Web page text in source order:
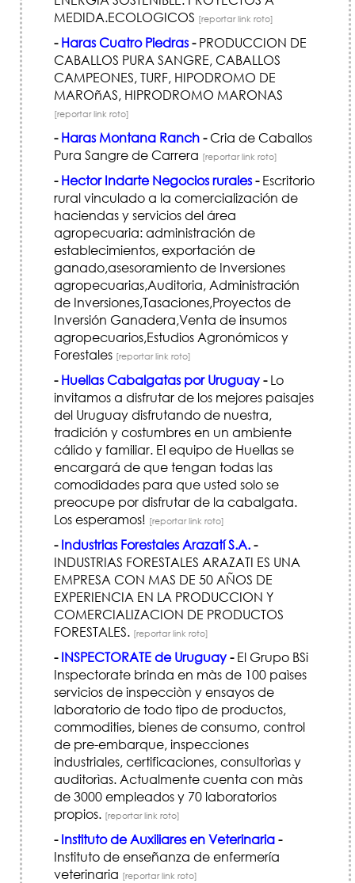
MEDIDA.ECOLOGICOS [reportar link roto]
- Haras Cuatro Piedras-PRODUCCION DE
CABALLOS PURA SANGRE, CABALLOS
CAMPEONES, TURF, HIPODROMO DE
MAROñAS, HIPRODROMO MARONAS
[reportar link roto]
- Haras Montana Ranch-Cria de Caballos
Pura Sangre de Carrera [reportar link roto]
- Hector Indarte Negocios rurales-Escritorio
rural vinculado a la comercialización de
haciendas y servicios del área
agropecuaria: administración de
establecimientos, exportación de
ganado,asesoramiento de Inversiones
agropecuarias,Auditoria, Administración
de Inversiones,Tasaciones,Proyectos de
Inversión Ganadera,Venta de insumos
agropecuarios,Estudios Agronómicos y
Forestales [reportar link roto]
- Huellas Cabalgatas por Uruguay-Lo
invitamos a disfrutar de los mejores paisajes
del Uruguay disfrutando de nuestra,
tradición y costumbres en un ambiente
cálido y familiar. El equipo de Huellas se
encargará de que tengan todas las
comodidades para que usted solo se
preocupe por disfrutar de la cabalgata.
Los esperamos! [reportar link roto]
- Industrias Forestales Arazatí S.A.-
INDUSTRIAS FORESTALES ARAZATI ES UNA
EMPRESA CON MAS DE 50 AÑOS DE
EXPERIENCIA EN LA PRODUCCION Y
COMERCIALIZACION DE PRODUCTOS
FORESTALES. [reportar link roto]
- INSPECTORATE de Uruguay-El Grupo BSi
Inspectorate brinda en màs de 100 paìses
servicios de inspecciòn y ensayos de
laboratorio de todo tipo de productos,
commodities, bienes de consumo, control
de pre-embarque, inspecciones
industriales, certificaciones, consultorìas y
auditorìas. Actualmente cuenta con màs
de 3000 empleados y 70 laboratorios
propios. [reportar link roto]
- Instituto de Auxiliares en Veterinaria-
Instituto de enseñanza de enfermería
veterinaria [reportar link roto]